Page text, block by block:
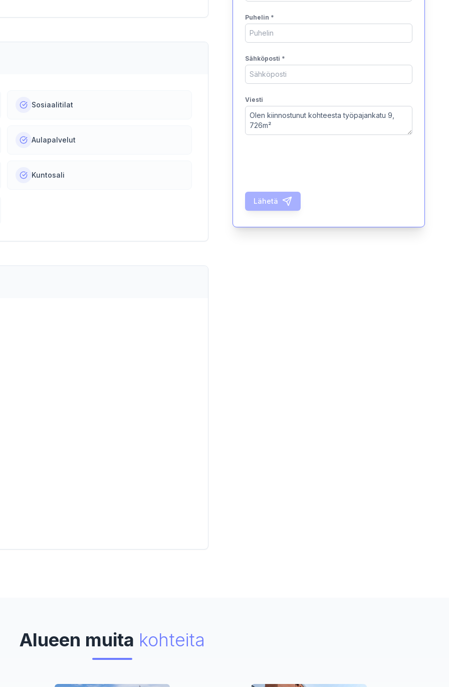
Sosiaalitilat
Aulapalvelut
Kuntosali
Puhelin *
Sähköposti *
Viesti
Lähetä
Alueen muita kohteita